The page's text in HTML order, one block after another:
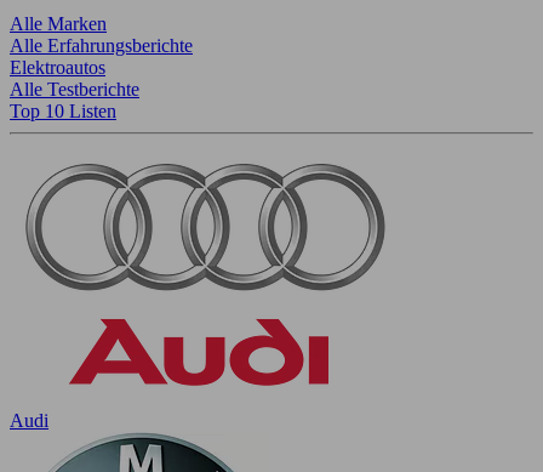
Alle Marken
Alle Erfahrungsberichte
Elektroautos
Alle Testberichte
Top 10 Listen
Audi